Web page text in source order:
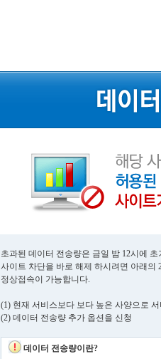
초과된 데이터 전송량은 금일 밤 12시에
사이트 차단을 바로 해제 하시려면 아래의
정상접속이 가능합니다.
(1) 현재 서비스보다 보다 높은 사양으로
(2) 데이터 전송량 추가 옵션을 신청
데이터 전송량이란?